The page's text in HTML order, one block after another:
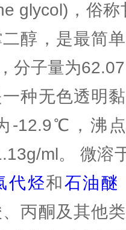
glycol)，俗
醇，是最简
分子量为
种无色透明
-12.9℃，沸
ml。 微溶
代烃和石油醚
丙酮及其他